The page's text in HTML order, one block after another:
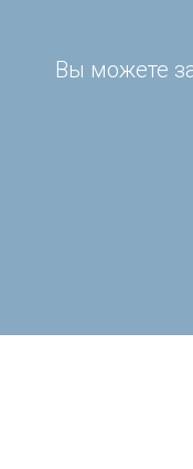
Вы можете